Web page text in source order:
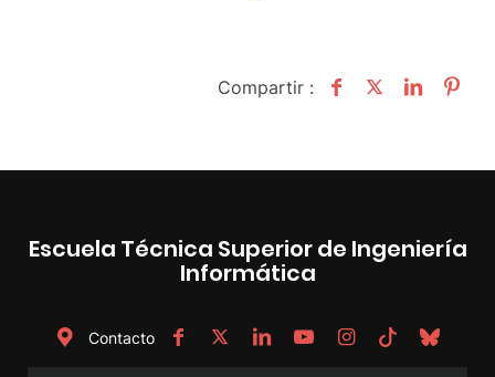
Compartir :
Escuela Técnica Superior de Ingeniería
Informática
Contacto